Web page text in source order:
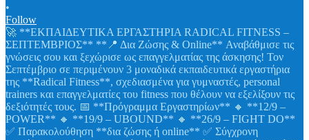
•
Follow
🚀 **ΕΚΠΑΙΔΕΥΤΙΚΑ ΕΡΓΑΣΤΗΡΙΑ RADICAL FITNESS –
ΣΕΠΤΕΜΒΡΙΟΣ** **📍 Δια Ζώσης & Online** Αναβάθμισε τις
γνώσεις σου και ξεχώρισε ως επαγγελματίας της άσκησης! Τον
Σεπτέμβριο σε περιμένουν 3 μοναδικά εκπαιδευτικά εργαστήρια
της **Radical Fitness**, σχεδιασμένα για γυμναστές, personal
trainers και επαγγελματίες του fitness που θέλουν να εξελίξουν τις
δεξιότητές τους. 📅 **Πρόγραμμα Εργαστηρίων** 🔸 **12/9 –
POWER** 🔸 **19/9 – UBOUND** 🔸 **26/9 – FIGHT DO**
✅ Παρακολούθηση **δια ζώσης ή online** ✅ Σύγχρονη